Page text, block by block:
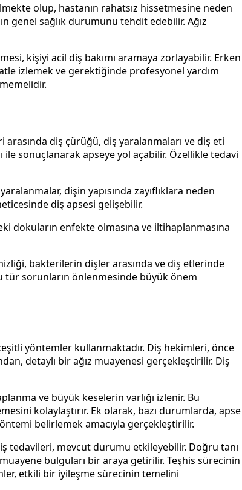
olup, hastanın rahatsız hissetmesine neden
genel sağlık durumunu tehdit edebilir. Ağız
kişiyi acil diş bakımı aramaya zorlayabilir. Erken
izlemek ve gerektiğinde profesyonel yardım
diş çürüğü, diş yaralanmaları ve diş eti
ile sonuçlanarak apseye yol açabilir. Özellikle tedavi
dişin yapısında zayıflıklara neden
diş apsesi gelişebilir.
dokuların enfekte olmasına ve iltihaplanmasına
bakterilerin dişler arasında ve diş etlerinde
tür sorunların önlenmesinde büyük önem
yöntemler kullanmaktadır. Diş hekimleri, önce
detaylı bir ağız muayenesi gerçekleştirilir. Diş
ve büyük keselerin varlığı izlenir. Bu
kolaylaştırır. Ek olarak, bazı durumlarda, apse
belirlemek amacıyla gerçekleştirilir.
tedavileri, mevcut durumu etkileyebilir. Doğru tanı
bulguları bir araya getirilir. Teşhis sürecinin
etkili bir iyileşme sürecinin temelini